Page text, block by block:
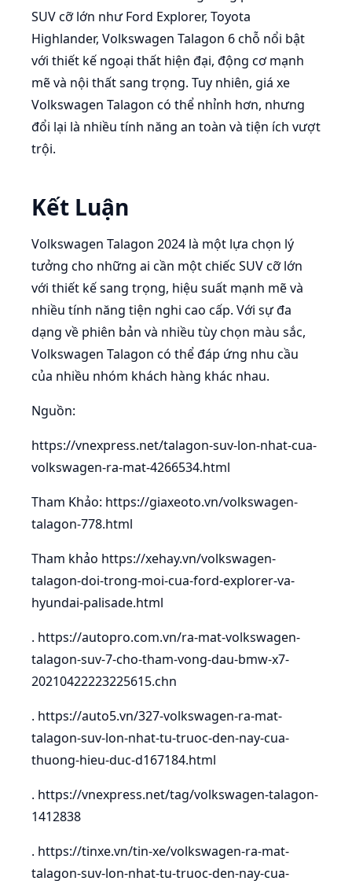
SUV cỡ lớn như Ford Explorer, Toyota
Highlander, Volkswagen Talagon 6 chỗ nổi bật
với thiết kế ngoại thất hiện đại, động cơ mạnh
mẽ và nội thất sang trọng. Tuy nhiên, giá xe
Volkswagen Talagon có thể nhỉnh hơn, nhưng
đổi lại là nhiều tính năng an toàn và tiện ích vượt
trội.
Kết Luận
Volkswagen Talagon 2024 là một lựa chọn lý
tưởng cho những ai cần một chiếc SUV cỡ lớn
với thiết kế sang trọng, hiệu suất mạnh mẽ và
nhiều tính năng tiện nghi cao cấp. Với sự đa
dạng về phiên bản và nhiều tùy chọn màu sắc,
Volkswagen Talagon có thể đáp ứng nhu cầu
của nhiều nhóm khách hàng khác nhau.
Nguồn:
https://vnexpress.net/talagon-suv-lon-nhat-cua-
volkswagen-ra-mat-4266534.html
Tham Khảo: https://giaxeoto.vn/volkswagen-
talagon-778.html
Tham khảo https://xehay.vn/volkswagen-
talagon-doi-trong-moi-cua-ford-explorer-va-
hyundai-palisade.html
. https://autopro.com.vn/ra-mat-volkswagen-
talagon-suv-7-cho-tham-vong-dau-bmw-x7-
20210422223225615.chn
. https://auto5.vn/327-volkswagen-ra-mat-
talagon-suv-lon-nhat-tu-truoc-den-nay-cua-
thuong-hieu-duc-d167184.html
. https://vnexpress.net/tag/volkswagen-talagon-
1412838
. https://tinxe.vn/tin-xe/volkswagen-ra-mat-
talagon-suv-lon-nhat-tu-truoc-den-nay-cua-